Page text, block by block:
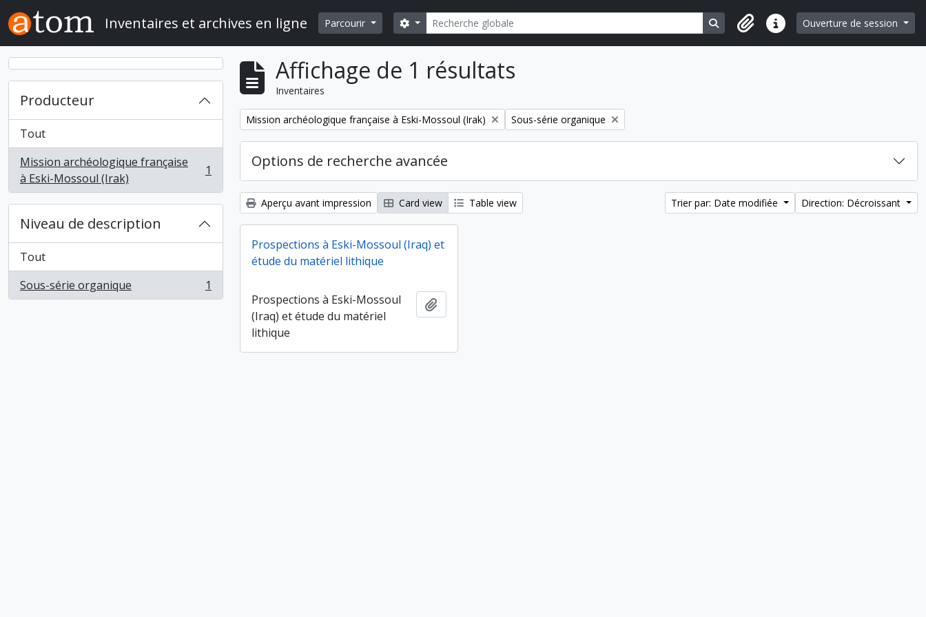
Skip to main content
Inventaires et archives en ligne Parcourir Rechercher
Search options Search in browse page
Liens rapidesOuverture de session
Producteur
Tout
Mission archéologique française
à Eski-Mossoul (Irak)
, 1 résultats 1
Niveau de description
Tout
Sous-série organique
, 1 résultats 1
Affichage de 1 résultats
Inventaires
Remove filter:
Mission archéologique française à Eski-Mossoul (Irak) Remove filter:
Sous-série organique
Options de recherche avancée
Aperçu avant impression Card view Table view Trier par: Date modifiée Direction: Décroissant
Prospections à Eski-Mossoul (Iraq) et
étude du matériel lithique
Prospections à Eski-Mossoul
(Iraq) et étude du matériel
lithique